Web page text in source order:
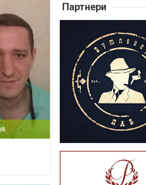
Партнери